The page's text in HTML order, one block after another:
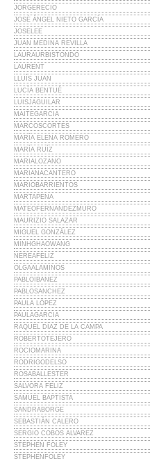
JORGERECIO
JOSÉ ÁNGEL NIETO GARCÍA
JOSELEE
JUAN MEDINA REVILLA
LAURAURBISTONDO
LAURENT
LLUÍS JUAN
LUCÍA BENTUÉ
LUISJAGUILAR
MAITEGARCIA
MARCOSCORTES
MARÍA ELENA ROMERO
MARÍA RUÍZ
MARIALOZANO
MARIANACANTERO
MARIOBARRIENTOS
MARTAPENA
MATEOFERNANDEZMURO
MAURIZIO SALAZAR
MIGUEL GONZÁLEZ
MINHGHAOWANG
NEREAFELIZ
OLGAALAMINOS
PABLOIBANEZ
PABLOSANCHEZ
PAULA LÓPEZ
PAULAGARCIA
RAQUEL DÍAZ DE LA CAMPA
ROBERTOTEJERO
ROCIOMARINA
RODRIGODELSO
ROSABALLESTER
SALVORA FELIZ
SAMUEL BAPTISTA
SANDRABORGE
SEBASTIÁN CALERO
SERGIO COBOS ALVAREZ
STEPHEN FOLEY
STEPHENFOLEY